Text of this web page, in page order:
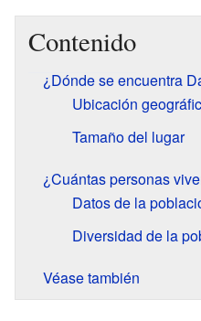
Contenido
¿Dónde se encuentra
Ubicación
Tamaño del lugar
¿Cuántas personas
Datos de la
Diversidad de la
Véase también